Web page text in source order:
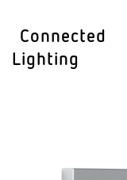
Connected
Lighting